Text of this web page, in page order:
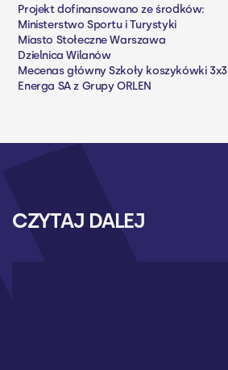
Projekt dofinansowano ze środków:
Ministerstwo Sportu i Turystyki
Miasto Stołeczne Warszawa
Dzielnica Wilanów
Mecenas główny Szkoły koszykówki 3x3
Energa SA z Grupy ORLEN
CZYTAJ DALEJ